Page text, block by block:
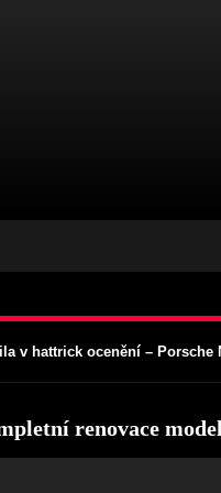
zesnulého petrolheada
automobilů na
v hattrick ocenění – Porsche
zesnulého petrolheada
renovace